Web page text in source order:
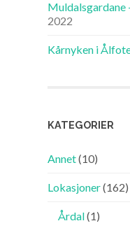
Muldalsgardane
2022
Kårnyken i
KATEGORIER
Annet(10)
Lokasjoner(162)
Årdal(1)